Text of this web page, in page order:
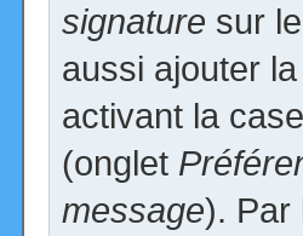
signature sur
aussi ajouter
activant la
(onglet
message). Par